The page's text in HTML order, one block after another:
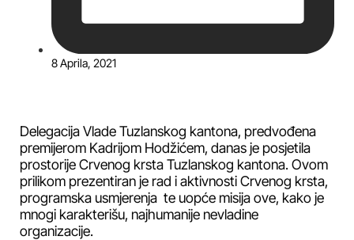
8 Aprila, 2021
Delegacija Vlade Tuzlanskog kantona, predvođena
premijerom Kadrijom Hodžićem, danas je posjetila
prostorije Crvenog krsta Tuzlanskog kantona. Ovom
prilikom prezentiran je rad i aktivnosti Crvenog krsta,
programska usmjerenja te uopće misija ove, kako je
mnogi karakterišu, najhumanije nevladine
organizacije.